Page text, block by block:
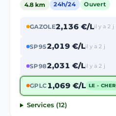
4.8 km 24h/24 Ouvert
GAZOLE2,136 €/Lil y a 2 j
SP952,019 €/Lil y a 2 j
SP982,031 €/Lil y a 2 j
GPLC1,069 €/L LE - CHER
Services (12)